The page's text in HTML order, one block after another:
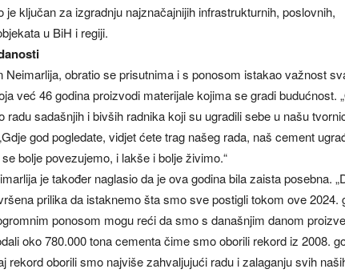
je ključan za izgradnju najznačajnijih infrastrukturnih, poslovnih,
u BiH i regiji.
Neimarlija, obratio se prisutnima i s ponosom istakao važnost
već 46 godina proizvodi materijale kojima se gradi budućnost.
radu sadašnjih i bivših radnika koji su ugradili sebe u našu
god pogledate, vidjet ćete trag našeg rada, naš cement
bolje povezujemo, i lakše i bolje živimo.“
je također naglasio da je ova godina bila zaista posebna.
prilika da istaknemo šta smo sve postigli tokom ove 2024.
ponosom mogu reći da smo s današnjim danom
oko 780.000 tona cementa čime smo oborili rekord iz 2008.
rekord oborili smo najviše zahvaljujući radu i zalaganju svih